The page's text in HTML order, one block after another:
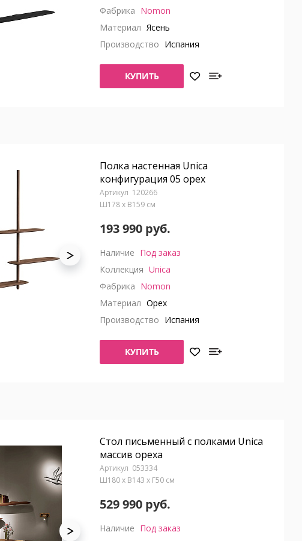
Фабрика Nomon
Материал Ясень
Производство Испания
КУПИТЬ
Полка настенная Unica
конфигурация 05 орех
120266
Ш178 x В159 см
193 990 руб.
Наличие Под заказ
Коллекция Unica
Фабрика Nomon
Материал Орех
Производство Испания
КУПИТЬ
Стол письменный с полками Unica
массив ореха
053334
Ш180 x В143 x Г50 см
529 990 руб.
Наличие Под заказ